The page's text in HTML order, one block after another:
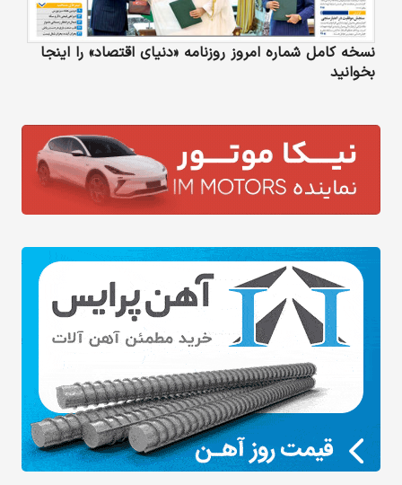
نسخه کامل شماره امروز روزنامه «دنیای‌ اقتصاد» را اینجا
بخوانید